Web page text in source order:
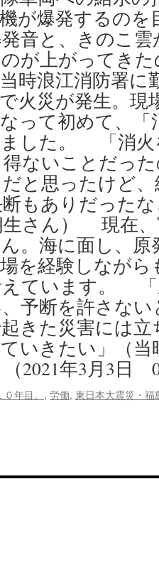
機が爆発するの
発音と、きのこ
が上がってき
時浪江消防署に
火災が発生。現
って初めて、
ました。 「消火
ないことだっ
と思ったけど
もありだった
生さん） 現在、
。海に面し、
を経験しなが
えています。
予断を許さな
きた災害には
いきたい」（当
2021年3月3日
０年目。 , 労働, 東日本大震災・福